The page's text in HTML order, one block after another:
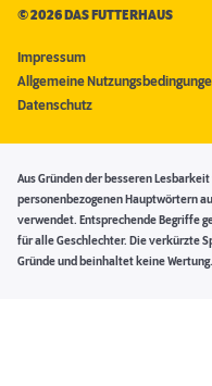
©2026 DAS FUTTERHAUS
Impressum
Allgemeine
Datenschutz
Aus Gründen der besseren
personenbezogenen Hauptwörtern
verwendet. Entsprechende Begriffe
für alle Geschlechter. Die verkürzte
Gründe und beinhaltet keine Wertung.